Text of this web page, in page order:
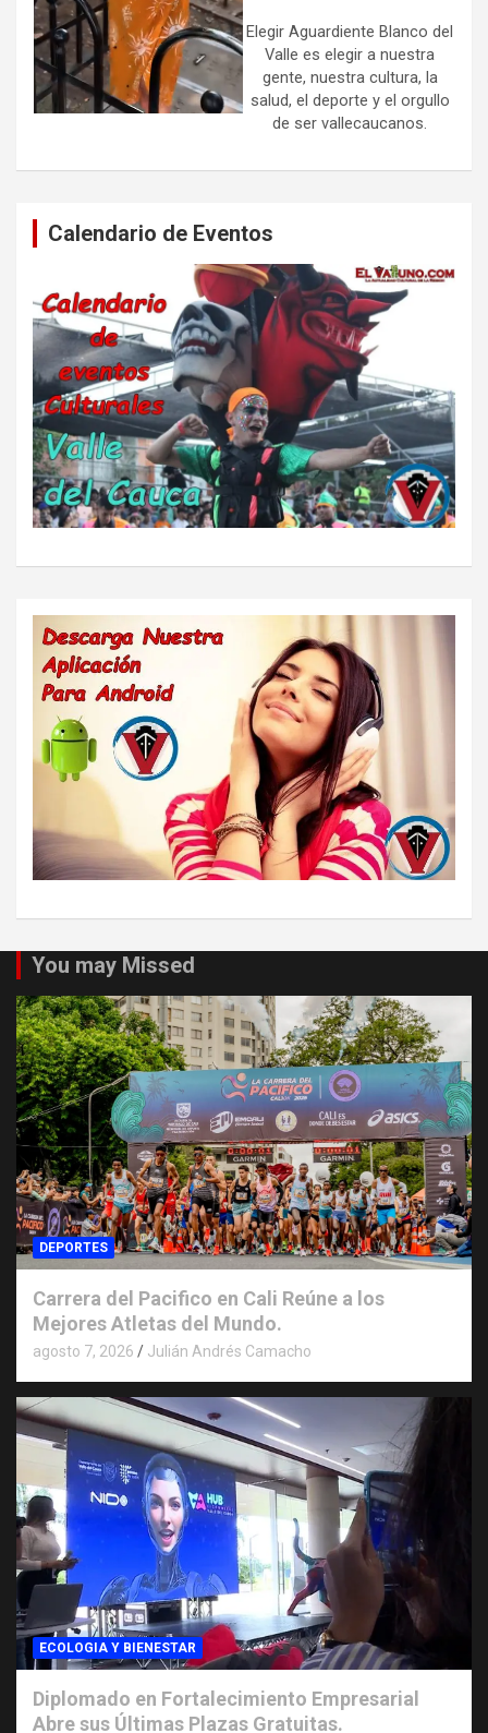
Elegir Aguardiente Blanco del
Valle es elegir a nuestra
gente, nuestra cultura, la
salud, el deporte y el orgullo
de ser vallecaucanos.
Calendario de Eventos
You may Missed
DEPORTES
Carrera del Pacifico en Cali Reúne a los
Mejores Atletas del Mundo.
agosto 7, 2026 Julián Andrés Camacho
ECOLOGIA Y BIENESTAR
Diplomado en Fortalecimiento Empresarial
Abre sus Últimas Plazas Gratuitas.